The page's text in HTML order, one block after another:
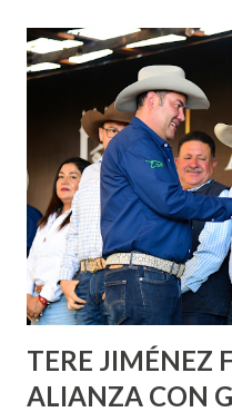
Corazón Urbano y el
informó que en este
metros cuadrados de
Nieto, entre Jesús F.
lo que se aplicará pintura
llevará este programa a
Asunción, Avenida
los edificios FOVISSSTE
Norias de Paso Hondo y
TERE JIMÉNEZ
ALIANZA CON